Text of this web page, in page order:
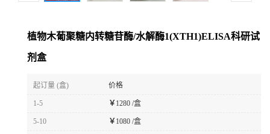
植物木葡聚糖内转糖苷酶/水解酶1(XTH1)ELISA科研试
剂盒
起订量 (盒) 价格
1-5 ￥1280 /盒
5-10 ￥1080 /盒